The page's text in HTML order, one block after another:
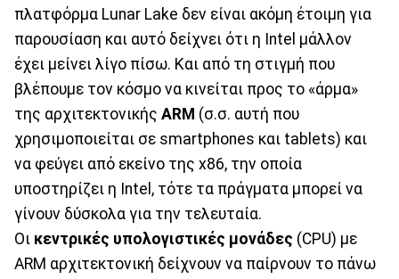
πλατφόρμα Lunar Lake δεν είναι ακόμη έτοιμη για
παρουσίαση και αυτό δείχνει ότι η Intel μάλλον
έχει μείνει λίγο πίσω. Και από τη στιγμή που
βλέπουμε τον κόσμο να κινείται προς το «άρμα»
της αρχιτεκτονικής ARM (σ.σ. αυτή που
χρησιμοποιείται σε smartphones και tablets) και
να φεύγει από εκείνο της x86, την οποία
υποστηρίζει η Intel, τότε τα πράγματα μπορεί να
γίνουν δύσκολα για την τελευταία.
Οι κεντρικές υπολογιστικές μονάδες (CPU) με
ARM αρχιτεκτονική δείχνουν να παίρνουν το πάνω